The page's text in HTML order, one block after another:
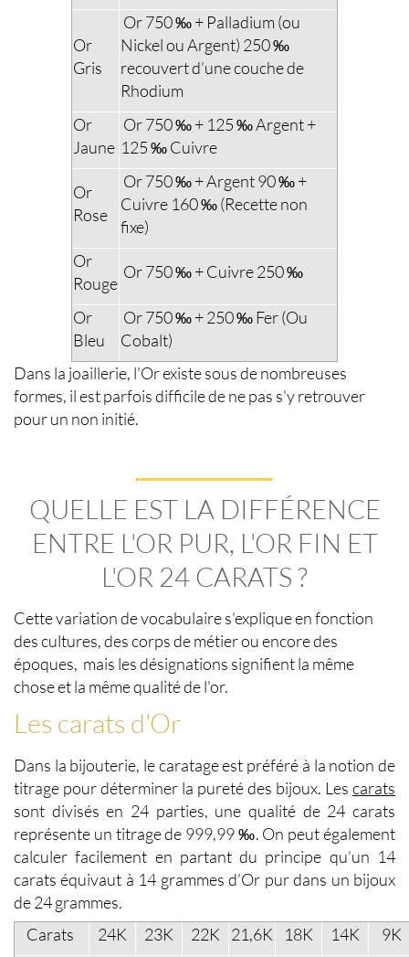
Or
Gris
Or 750 ‰ + Palladium (ou
Nickel ou Argent) 250 ‰
recouvert d’une couche de
Rhodium
Or
Jaune
Or 750 ‰ + 125 ‰ Argent +
125 ‰ Cuivre
Or
Rose
Or 750 ‰ + Argent 90 ‰ +
Cuivre 160 ‰ (Recette non
fixe)
Or
Rouge
Or 750 ‰ + Cuivre 250 ‰
Or
Bleu
Or 750 ‰ + 250 ‰ Fer (Ou
Cobalt)
Dans la joaillerie, l'Or existe sous de nombreuses
formes, il est parfois difficile de ne pas s'y retrouver
pour un non initié.
QUELLE EST LA DIFFÉRENCE
ENTRE L'OR PUR, L'OR FIN ET
L'OR 24 CARATS ?
Cette variation de vocabulaire s’explique en fonction
des cultures, des corps de métier ou encore des
époques, mais les désignations signifient la même
chose et la même qualité de l'or.
Les carats d'Or
Dans la bijouterie, le caratage est préféré à la notion de
titrage pour déterminer la pureté des bijoux. Les carats
sont divisés en 24 parties, une qualité de 24 carats
représente un titrage de 999,99 ‰. On peut également
calculer facilement en partant du principe qu’un 14
carats équivaut à 14 grammes d’Or pur dans un bijoux
de 24 grammes.
Carats
24K 23K 22K 21,6K 18K 14K
9K